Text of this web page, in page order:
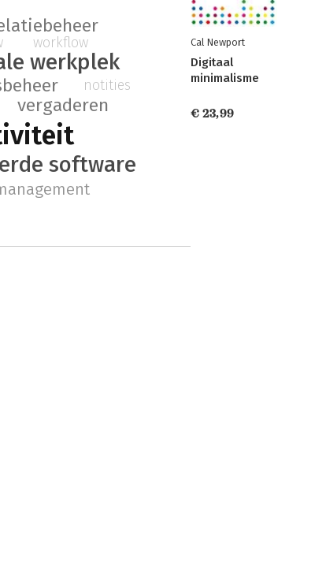
software
werkplek
vergaderen
workflow
notities
Cal Newport
Digitaal
minimalisme
€ 23,99